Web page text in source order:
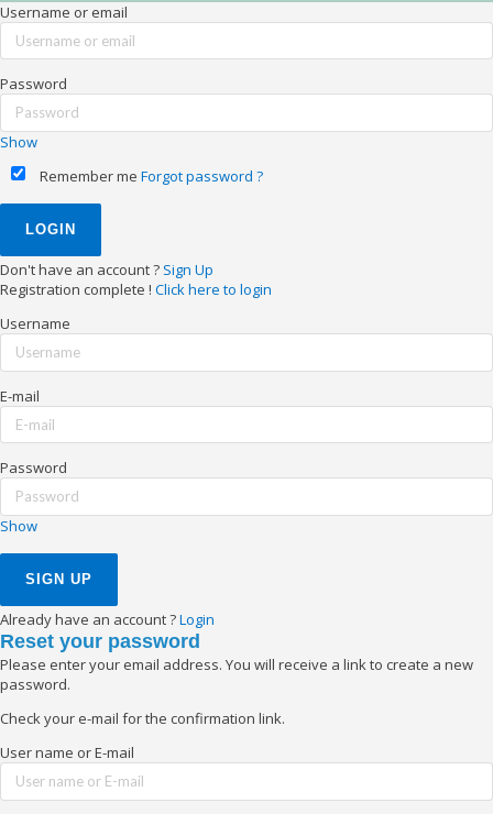
Username or email
Password
Show
Remember me Forgot password ?
Don't have an account ? Sign Up
Registration complete ! Click here to login
Username
E-mail
Password
Show
Already have an account ?Login
Reset your password
Please enter your email address. You will receive a link to create a new
password.
Check your e-mail for the confirmation link.
User name or E-mail